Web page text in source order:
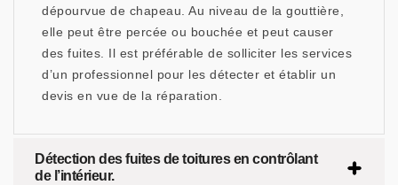
dépourvue de chapeau. Au niveau de la gouttière,
elle peut être percée ou bouchée et peut causer
des fuites. Il est préférable de solliciter les services
d’un professionnel pour les détecter et établir un
devis en vue de la réparation.
Détection des fuites de toitures en contrôlant
de l’intérieur.